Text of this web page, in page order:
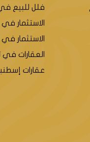
فلل للبيع في
الاستثمار
الاستثمار في
العقارات في
عقارات